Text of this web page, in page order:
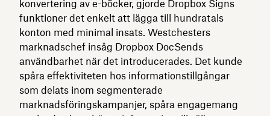
konvertering av e-böcker, gjorde Dropbox Signs
funktioner det enkelt att lägga till hundratals
konton med minimal insats. Westchesters
marknadschef insåg Dropbox DocSends
användbarhet när det introducerades. Det kunde
spåra effektiviteten hos informationstillgångar
som delats inom segmenterade
marknadsföringskampanjer, spåra engagemang